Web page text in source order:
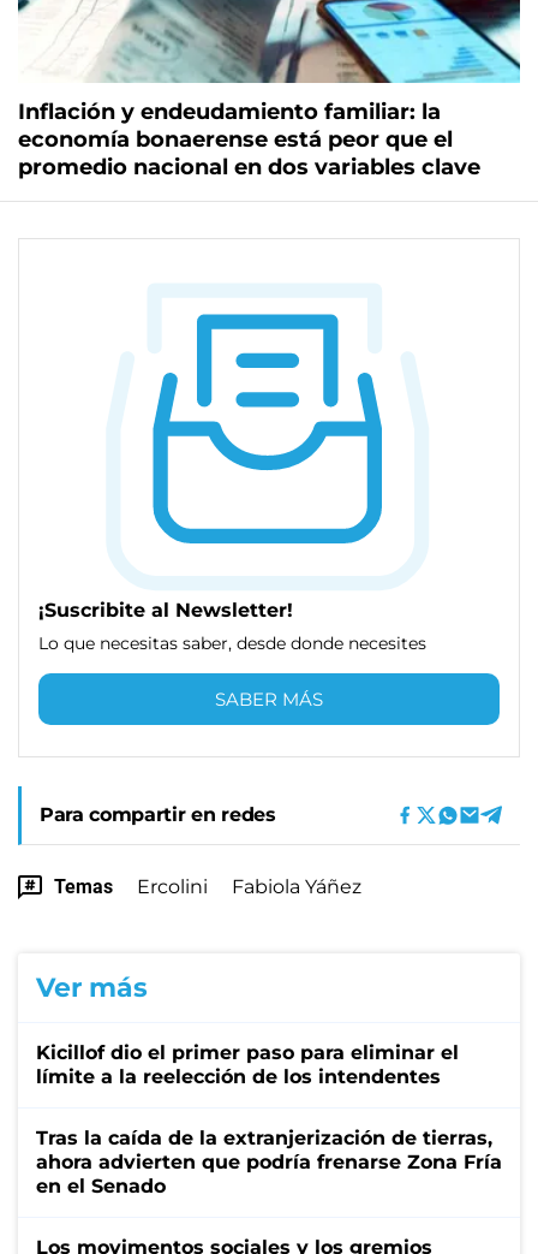
Inflación y endeudamiento familiar: la
economía bonaerense está peor que el
promedio nacional en dos variables clave
¡Suscribite al Newsletter!
Lo que necesitas saber, desde donde necesites
SABER MÁS
Para compartir en redes
Temas Ercolini Fabiola Yáñez
Ver más
Kicillof dio el primer paso para eliminar el
límite a la reelección de los intendentes
Tras la caída de la extranjerización de tierras,
ahora advierten que podría frenarse Zona Fría
en el Senado
Los movimentos sociales y los gremios